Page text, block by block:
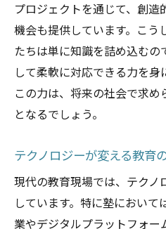
プロジェクトを通じて、創
機会も提供しています。こう
たちは単に知識を詰め込む
して柔軟に対応できる力を身
この力は、将来の社会で求
となるでしょう。
テクノロジーが変える教育
現代の教育現場では、テク
しています。特に塾におい